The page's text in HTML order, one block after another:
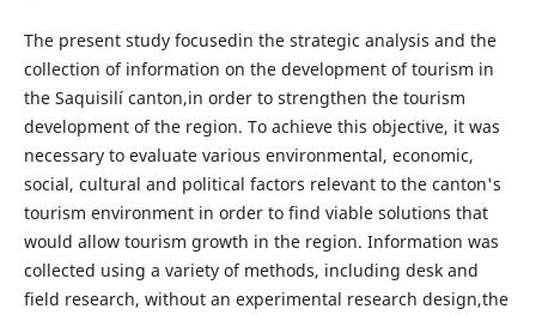
The present study focusedin the strategic analysis and the
collection of information on the development of tourism in
the Saquisilí canton,in order to strengthen the tourism
development of the region. To achieve this objective, it was
necessary to evaluate various environmental, economic,
social, cultural and political factors relevant to the canton's
tourism environment in order to find viable solutions that
would allow tourism growth in the region. Information was
collected using a variety of methods, including desk and
field research, without an experimental research design,the